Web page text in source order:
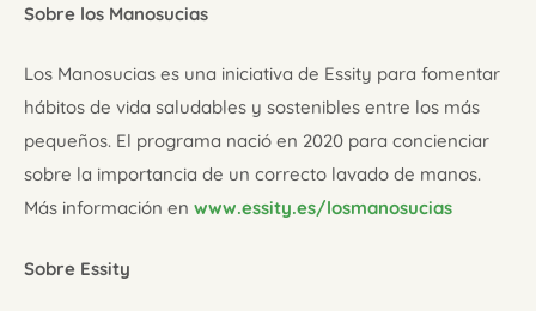
Sobre los Manosucias
Los Manosucias es una iniciativa de Essity para fomentar
hábitos de vida saludables y sostenibles entre los más
pequeños. El programa nació en 2020 para concienciar
sobre la importancia de un correcto lavado de manos.
Más información en www.essity.es/losmanosucias
Sobre Essity